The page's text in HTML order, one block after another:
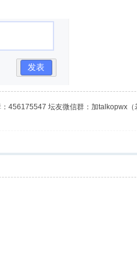
发表
456175547 坛友微信群：加talkopwx